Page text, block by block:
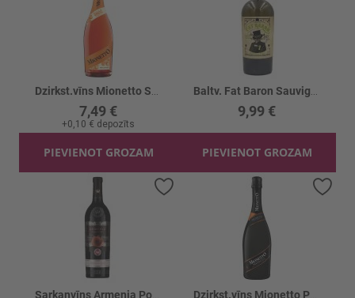
7,49 €
+0,10 € depozīts
PIEVIENOT GROZAM
9,99 €
PIEVIENOT GROZAM
Pievienot vēlmju sarakstam